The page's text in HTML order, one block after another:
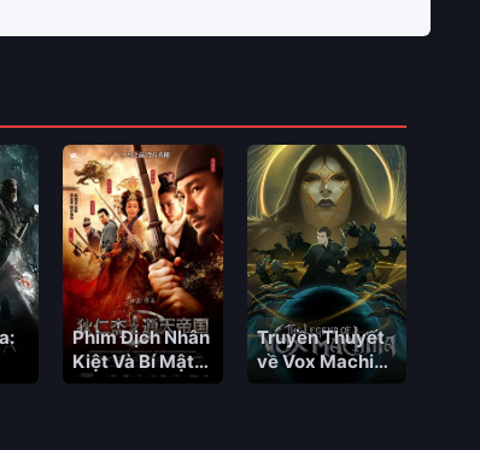
Phim Địch Nhân
Kiệt Và Bí Mật
Ngọn Lửa Ma
Truyền Thuyết
về Vox Machina
(Phần 4)